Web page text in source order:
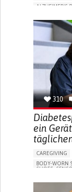
ALZHEIMER'S
MEMORY
MANAGING
CAREGIVING
GENERAL
FRANCE
310
ein
CAREGIVING
BODY-WORN
SHOES,